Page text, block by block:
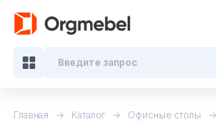
Главная Каталог Офисные столы
Введите запрос
Кабинеты